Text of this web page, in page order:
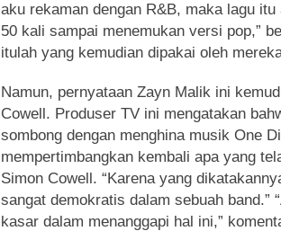
aku rekaman dengan R&B, maka lagu
50 kali sampai menemukan versi pop,”
itulah yang kemudian dipakai oleh
Namun, pernyataan Zayn Malik ini
Cowell. Produser TV ini mengatakan
sombong dengan menghina musik One
mempertimbangkan kembali apa yang
Simon Cowell. “Karena yang
sangat demokratis dalam sebuah band.”
kasar dalam menanggapi hal ini,”